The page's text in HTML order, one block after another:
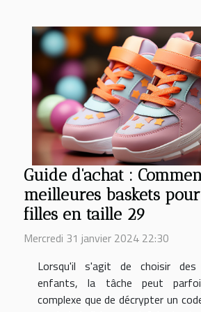
Guide d'achat :
meilleures baskets
filles en taille 29
Mercredi 31 janvier 2024 22:30
Lorsqu'il s'agit de choisir des
enfants, la tâche peut
complexe que de décrypter un